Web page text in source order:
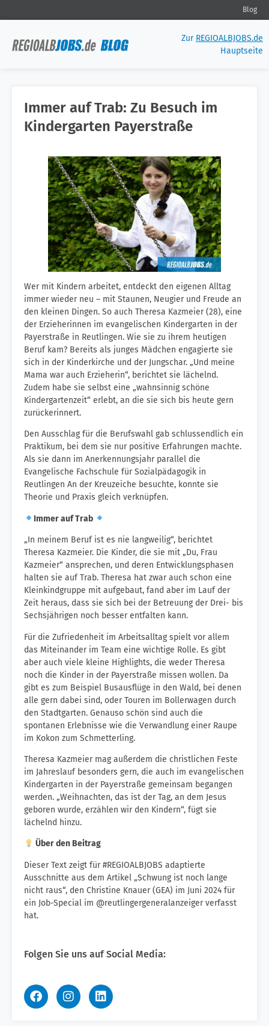
Blog
Zur REGIOALBJOBS.de
Hauptseite
Immer auf Trab: Zu Besuch im
Kindergarten Payerstraße
Wer mit Kindern arbeitet, entdeckt den eigenen Alltag
immer wieder neu – mit Staunen, Neugier und Freude an
den kleinen Dingen. So auch Theresa Kazmeier (28), eine
der Erzieherinnen im evangelischen Kindergarten in der
Payerstraße in Reutlingen. Wie sie zu ihrem heutigen
Beruf kam? Bereits als junges Mädchen engagierte sie
sich in der Kinderkirche und der Jungschar. „Und meine
Mama war auch Erzieherin“, berichtet sie lächelnd.
Zudem habe sie selbst eine „wahnsinnig schöne
Kindergartenzeit“ erlebt, an die sie sich bis heute gern
zurückerinnert.
Den Ausschlag für die Berufswahl gab schlussendlich ein
Praktikum, bei dem sie nur positive Erfahrungen machte.
Als sie dann im Anerkennungsjahr parallel die
Evangelische Fachschule für Sozialpädagogik in
Reutlingen An der Kreuzeiche besuchte, konnte sie
Theorie und Praxis gleich verknüpfen.
Immer auf Trab
„In meinem Beruf ist es nie langweilig“, berichtet
Theresa Kazmeier. Die Kinder, die sie mit „Du, Frau
Kazmeier“ ansprechen, und deren Entwicklungsphasen
halten sie auf Trab. Theresa hat zwar auch schon eine
Kleinkindgruppe mit aufgebaut, fand aber im Lauf der
Zeit heraus, dass sie sich bei der Betreuung der Drei- bis
Sechsjährigen noch besser entfalten kann.
Für die Zufriedenheit im Arbeitsalltag spielt vor allem
das Miteinander im Team eine wichtige Rolle. Es gibt
aber auch viele kleine Highlights, die weder Theresa
noch die Kinder in der Payerstraße missen wollen. Da
gibt es zum Beispiel Busausflüge in den Wald, bei denen
alle gern dabei sind, oder Touren im Bollerwagen durch
den Stadtgarten. Genauso schön sind auch die
spontanen Erlebnisse wie die Verwandlung einer Raupe
im Kokon zum Schmetterling.
Theresa Kazmeier mag außerdem die christlichen Feste
im Jahreslauf besonders gern, die auch im evangelischen
Kindergarten in der Payerstraße gemeinsam begangen
werden. „Weihnachten, das ist der Tag, an dem Jesus
geboren wurde, erzählen wir den Kindern“, fügt sie
lächelnd hinzu.
Über den Beitrag
Dieser Text zeigt für #REGIOALBJOBS adaptierte
Ausschnitte aus dem Artikel „Schwung ist noch lange
nicht raus“, den Christine Knauer (GEA) im Juni 2024 für
ein Job-Special im @reutlingergeneralanzeiger verfasst
hat.
Folgen Sie uns auf Social Media: